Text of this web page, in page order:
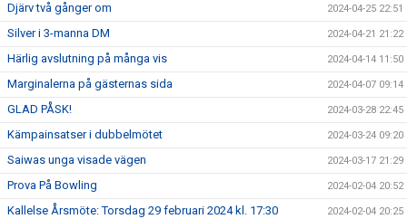
Djärv två gånger om 2024-04-25 22:51
Silver i 3-manna DM 2024-04-21 21:22
Härlig avslutning på många vis 2024-04-14 11:50
Marginalerna på gästernas sida 2024-04-07 09:14
GLAD PÅSK! 2024-03-28 22:45
Kämpainsatser i dubbelmötet 2024-03-24 09:20
Saiwas unga visade vägen 2024-03-17 21:29
Prova På Bowling 2024-02-04 20:52
Kallelse Årsmöte: Torsdag 29 februari 2024 kl. 17:30 2024-02-04 20:25